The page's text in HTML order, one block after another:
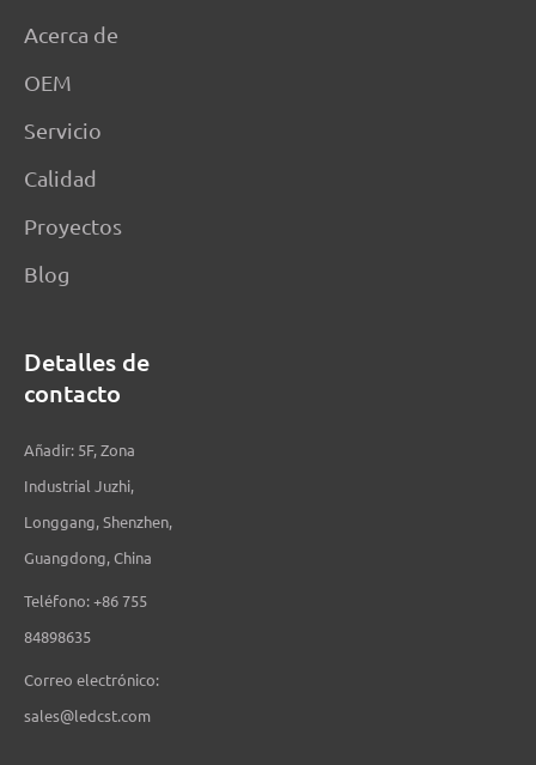
Acerca de
OEM
Servicio
Calidad
Proyectos
Blog
Detalles de
contacto
Añadir: 5F, Zona
Industrial Juzhi,
Longgang, Shenzhen,
Guangdong, China
Teléfono: +86 755
84898635
Correo electrónico:
sales@ledcst.com